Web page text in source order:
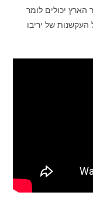
יכולים לומר
של יריבו